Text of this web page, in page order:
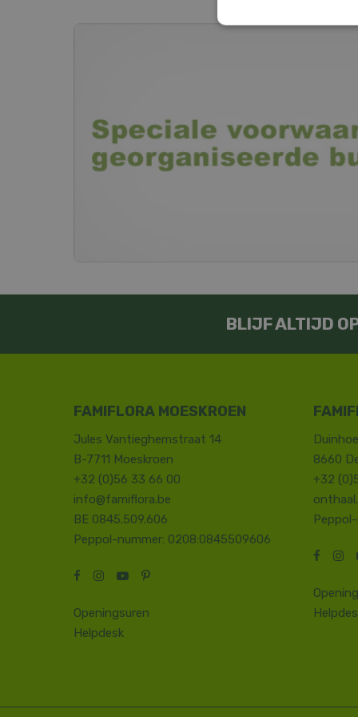
BLIJF ALTIJD
FAMIFLORA MOESKROEN
Jules Vantieghemstraat 14
B-7711 Moeskroen
+32 (0)56 33 66 00
info@famiflora.be
BE 0845.509.606
Peppol-nummer: 0208:0845509606
Openingsuren
Helpdesk
8660
+32